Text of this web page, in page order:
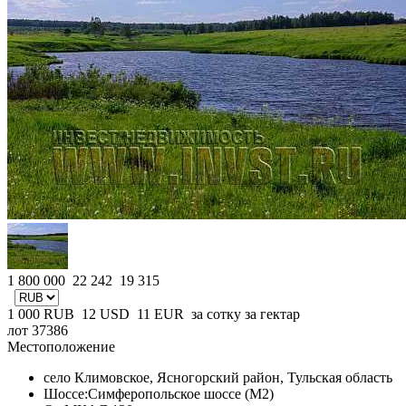
1 800 000 22 242 19 315
1 000 RUB 12 USD 11 EUR за сотку за гектар
лот 37386
Местоположение
село Климовское, Ясногорский район, Тульская область
Шоссе:Симферопольское шоссе (М2)